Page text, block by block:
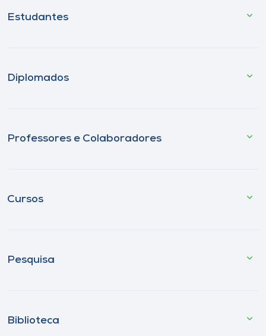
Estudantes
Diplomados
Professores e Colaboradores
Cursos
Pesquisa
Biblioteca